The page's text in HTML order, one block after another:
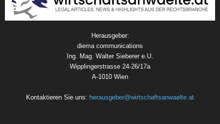
Herausgeber:
diema communications
Ing. Mag. Walter Sieberer e.U.
Wipplingerstrasse 24-26/17a
A-1010 Wien
Kontaktieren Sie uns: herausgeber@wirtschaftsanwaelte.at